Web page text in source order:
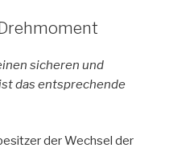
sicheren und
das entsprechende
der Wechsel der